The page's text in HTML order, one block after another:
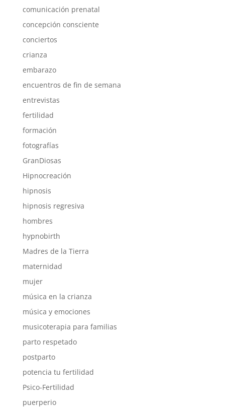
comunicación prenatal
concepción consciente
conciertos
crianza
embarazo
encuentros de fin de semana
entrevistas
fertilidad
formación
fotografías
GranDiosas
Hipnocreación
hipnosis
hipnosis regresiva
hombres
hypnobirth
Madres de la Tierra
maternidad
mujer
música en la crianza
música y emociones
musicoterapia para familias
parto respetado
postparto
potencia tu fertilidad
Psico-Fertilidad
puerperio